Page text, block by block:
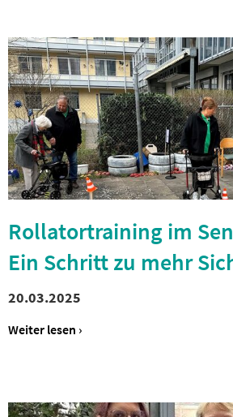
Rollatortraining im
Ein Schritt zu mehr
20.03.2025
Weiter lesen ›